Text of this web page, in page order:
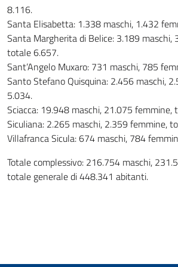
8.116.
Santa Elisabetta: 1.338 maschi, 1.432
Santa Margherita di Belice: 3.189 maschi,
totale 6.657.
Sant’Angelo Muxaro: 731 maschi, 785
Santo Stefano Quisquina: 2.456 maschi,
5.034.
Sciacca: 19.948 maschi, 21.075 femmine,
Siculiana: 2.265 maschi, 2.359 femmine,
Villafranca Sicula: 674 maschi, 784
Totale complessivo: 216.754 maschi,
totale generale di 448.341 abitanti.